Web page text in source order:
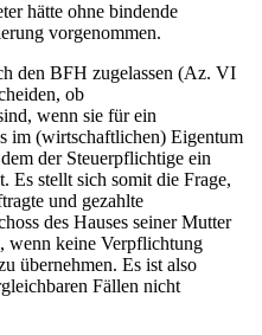
hätte ohne bindende
vorgenommen.
den BFH zugelassen (Az. VI
ob
wenn sie für ein
im (wirtschaftlichen) Eigentum
der Steuerpflichtige ein
Es stellt sich somit die Frage,
und gezahlte
des Hauses seiner Mutter
wenn keine Verpflichtung
übernehmen. Es ist also
Fällen nicht